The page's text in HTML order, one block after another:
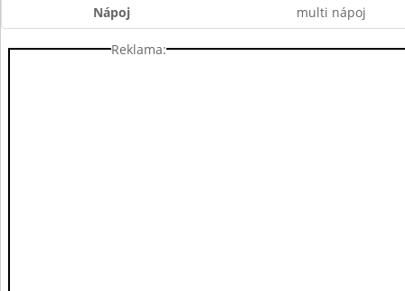
Nápoj
multi nápoj
Reklama: